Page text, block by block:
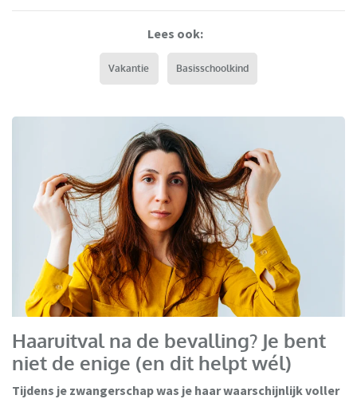
Lees ook:
Vakantie Basisschoolkind
Haaruitval na de bevalling? Je bent
niet de enige (en dit helpt wél)
Tijdens je zwangerschap was je haar waarschijnlijk voller